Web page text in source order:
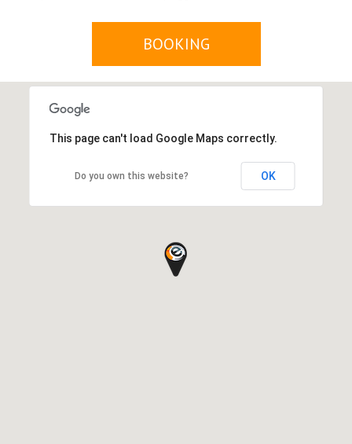
BOOKING
This page can't load Google Maps correctly.
Do you own this website? OK